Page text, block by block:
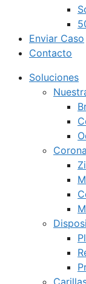
Enviar Caso
Contacto
Soluciones